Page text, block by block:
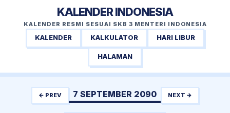
KALENDER INDONESIA
KALENDER RESMI SESUAI SKB 3 MENTERI INDONESIA
KALENDER KALKULATOR HARI LIBUR
HALAMAN
← PREV 7 SEPTEMBER 2090 NEXT →